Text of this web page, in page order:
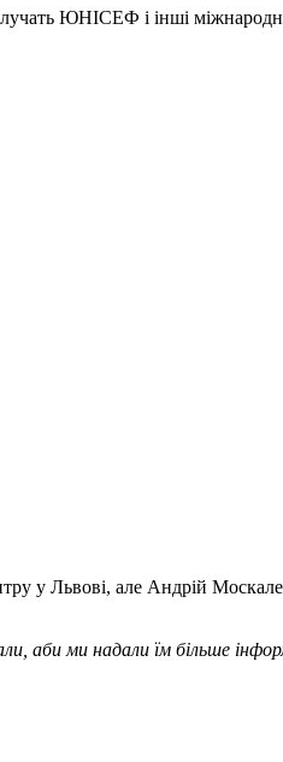
ЮНІСЕФ і інші міжнародні
у Львові, але Андрій
аби ми надали їм більше